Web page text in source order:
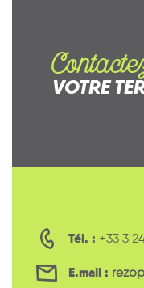
VOTRE
Tél. : +33 3
E.mail :